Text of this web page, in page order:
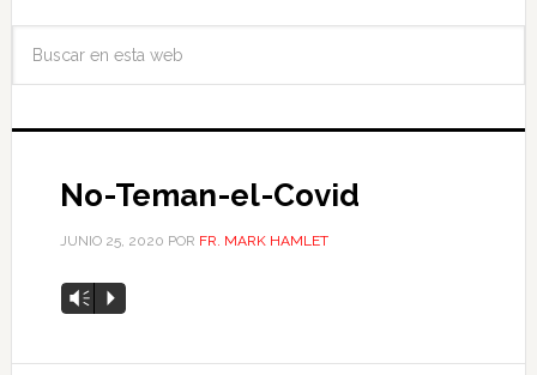
No-Teman-el-Covid
JUNIO 25, 2020 POR FR. MARK HAMLET
Reproductor
audio
Vm P